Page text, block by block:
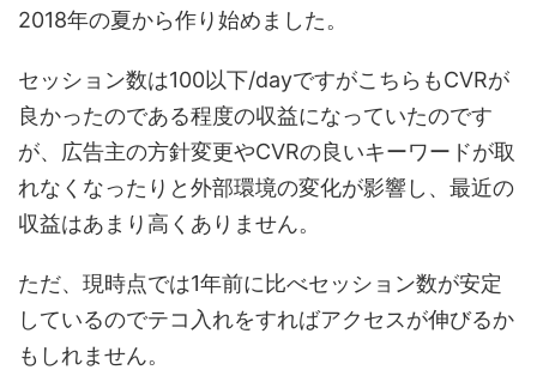
2018年の夏から作り始めました。
セッション数は100以下/dayですがこちらもCVRが
良かったのである程度の収益になっていたのです
が、広告主の方針変更やCVRの良いキーワードが取
れなくなったりと外部環境の変化が影響し、最近の
収益はあまり高くありません。
ただ、現時点では1年前に比べセッション数が安定
しているのでテコ入れをすればアクセスが伸びるか
もしれません。